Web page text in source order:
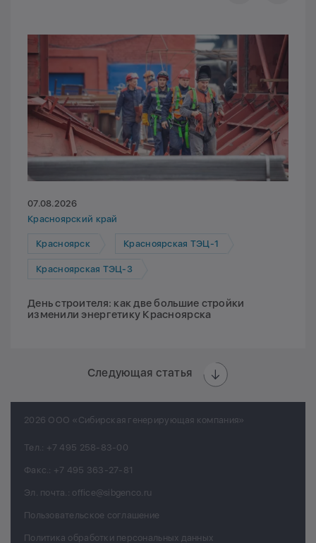
07.08.2026
Красноярский край
Красноярск Красноярская ТЭЦ-1
Красноярская ТЭЦ-3
День строителя: как две большие стройки
изменили энергетику Красноярска
Следующая статья
2026 ООО «Сибирская генерирующая компания»
Тел.: +7 495 258-83-00
Факс.: +7 495 363-27-81
Эл. почта.: office@sibgenco.ru
Пользовательское соглашение
Политика обработки персональных данных